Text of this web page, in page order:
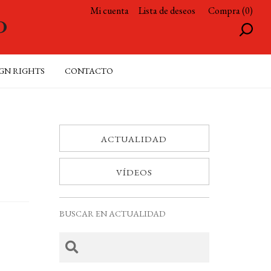
Mi cuenta Lista de deseos Compra (0)
RIGHTS CONTACTO
ACTUALIDAD
VÍDEOS
BUSCAR EN ACTUALIDAD